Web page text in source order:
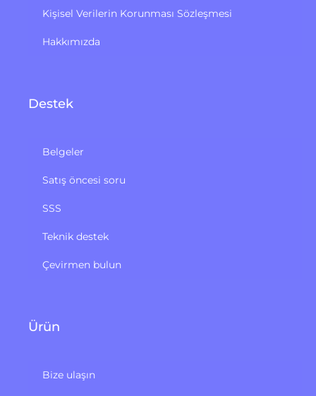
Kişisel Verilerin Korunması Sözleşmesi
Hakkımızda
Destek
Belgeler
Satış öncesi soru
SSS
Teknik destek
Çevirmen bulun
Ürün
Bize ulaşın